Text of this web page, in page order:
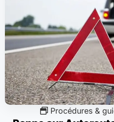
Procédures &